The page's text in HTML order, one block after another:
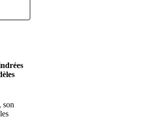
son